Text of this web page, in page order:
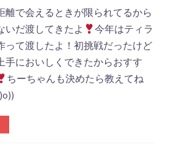
離で会えるときが限られてるから
いだ渡してきたよ
今年はティラ
って渡したよ！初挑戦だったけど
手においしくできたからおすす
ちーちゃんも決めたら教えてね